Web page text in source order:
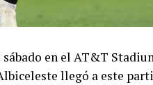
en el AT&T
llegó a este